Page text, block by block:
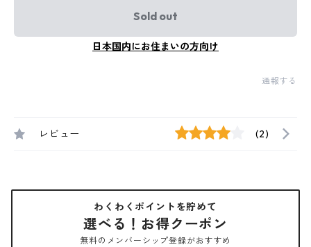
Sold out
日本国内にお住まいの方向け
通報する
レビュー (2)
わくわくポイントを貯めて
選べる！お得クーポン
無料のメンバーシップ登録がおすすめ